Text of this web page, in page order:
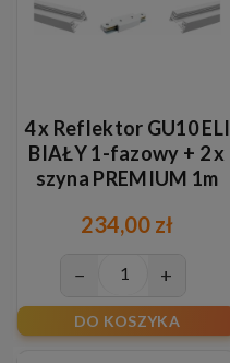
4 x Reflektor GU10 ELI
BIAŁY 1-fazowy + 2 x
szyna PREMIUM 1m
234,00 zł
− +
DO KOSZYKA